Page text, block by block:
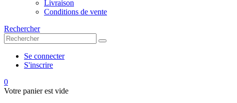
Livraison
Conditions de vente
Rechercher
Se connecter
S'inscrire
0
Votre panier est vide